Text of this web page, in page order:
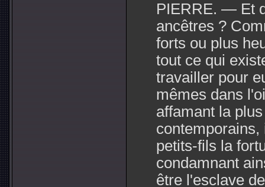
PIERRE. — Et
ancêtres ?
forts ou plus
tout ce qui
travailler pour
mêmes dans
affamant la
petits-fils la
condamnant
être l'esclave